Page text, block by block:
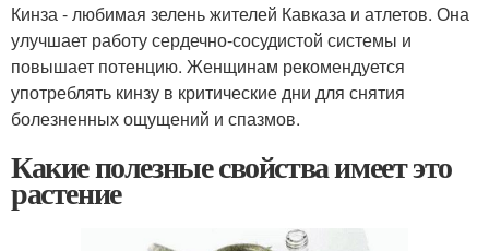
Кинза - любимая зелень жителей Кавказа и атлетов. Она
улучшает работу сердечно-сосудистой системы и
повышает потенцию. Женщинам рекомендуется
употреблять кинзу в критические дни для снятия
болезненных ощущений и спазмов.
Какие полезные свойства имеет это
растение